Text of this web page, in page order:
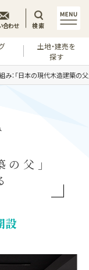
土地・建売を
探す
合わせ 検索
み：「日本の現代木造建築の
の父」
設